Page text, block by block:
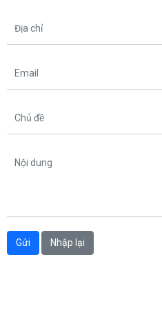
Địa chỉ
Email
Chủ đề
Nội dung
Gửi Nhập lại